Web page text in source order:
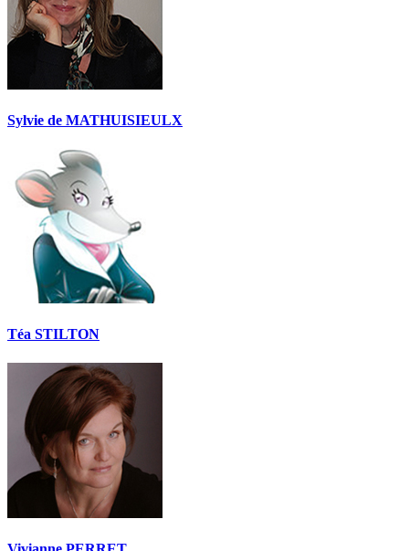
Sylvie de MATHUISIEULX
Téa STILTON